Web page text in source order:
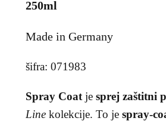
250ml
Made in Germany
šifra: 071983
Spray Coatje sprej zaštitni
Linekolekcije. To je spray-